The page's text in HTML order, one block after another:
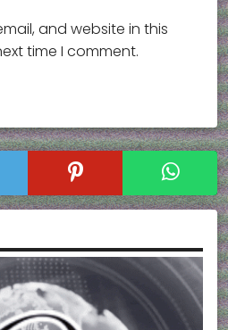
and website in this
time I comment.